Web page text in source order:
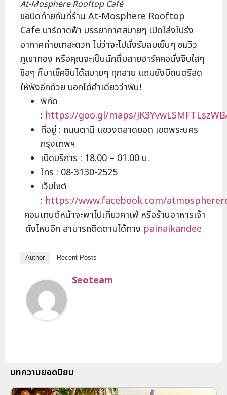
At-Mosphere Rooftop Café
ขอปิดท้ายกันที่ร้าน At-Mosphere Rooftop
Cafe บาร์ดาดฟ้า บรรยากาศสบายๆ เปิดโล่งโปร่ง
อากาศถ่ายเทสะดวก ไม่ว่าจะไปนั่งรับลมเย็นๆ ชมวิว
ภูเขาทอง หรือคุณจะเป็นนักดื่มสายฮาร์คคอนั่งจิบใสๆ
ชิลๆ ก็มาเช็คอินได้สบายๆ ทุกสาย แถมยังมีดนตรีสด
ให้ฟังอีกด้วย บอกได้คำเดียวว่าฟิน!
พิกัด
: https://goo.gl/maps/
ที่อยู่ : ถนนตานี แขวงตลาดยอด เขตพระนคร
กรุงเทพฯ
เปิดบริการ : 18.00 – 01.00 น.
โทร : 08-3130-2525
เว็บไซต์
: https://www.facebook.com/
คอนเทนต์หน้าจะพาไปเที่ยวคาเฟ่ หรือร้านอาหารเจ้า
ดังไหนอีก สามารถติดตามได้ทาง painaikandee
Author Recent Posts
Seoteam
บทความยอดนิยม